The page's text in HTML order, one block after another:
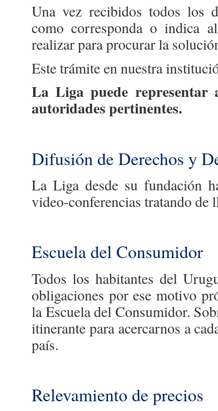
Una vez recibidos todos los
como corresponda o indica
realizar para procurar la
Este trámite en nuestra
La Liga puede representar
autoridades pertinentes.
Difusión de Derechos y
La Liga desde su fundación
video-conferencias tratando de
Escuela del Consumidor
Todos los habitantes del
obligaciones por ese motivo
la Escuela del Consumidor.
itinerante para acercarnos a
país.
Relevamiento de precios